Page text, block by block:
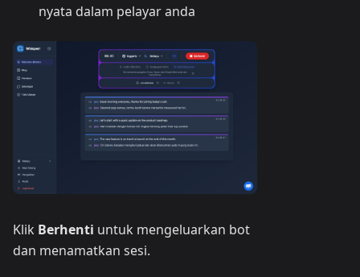
nyata dalam pelayar anda
Klik Berhenti untuk mengeluarkan bot
dan menamatkan sesi.